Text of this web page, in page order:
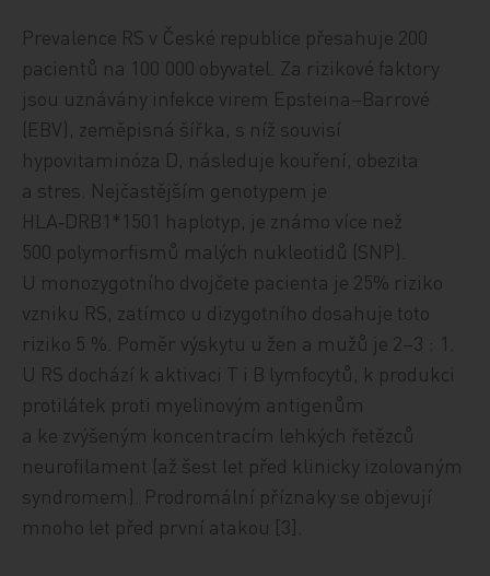
Prevalence RS v České republice přesahuje 200
pacientů na 100 000 obyvatel. Za rizikové faktory
jsou uznávány infekce virem Epsteina–Barrové
(EBV), zeměpisná šířka, s níž souvisí
hypovitaminóza D, následuje kouření, obezita
a stres. Nejčastějším genotypem je
HLA‑DRB1*1501 haplotyp, je známo více než
500 polymorfismů malých nukleotidů (SNP).
U monozygotního dvojčete pacienta je 25% riziko
vzniku RS, zatímco u dizygotního dosahuje toto
riziko 5 %. Poměr výskytu u žen a mužů je 2–3 : 1.
U RS dochází k aktivaci T i B lymfocytů, k produkci
protilátek proti myelinovým antigenům
a ke zvýšeným koncentracím lehkých řetězců
neurofilament (až šest let před klinicky izolovaným
syndromem). Prodromální příznaky se objevují
mnoho let před první atakou [3].